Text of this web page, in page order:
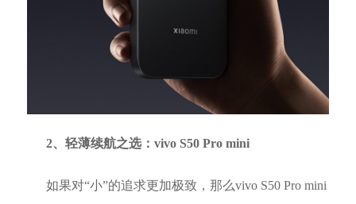
2、轻薄续航之选：vivo S50 Pro mini
如果对“小”的追求更加极致，那么vivo S50 Pro mini